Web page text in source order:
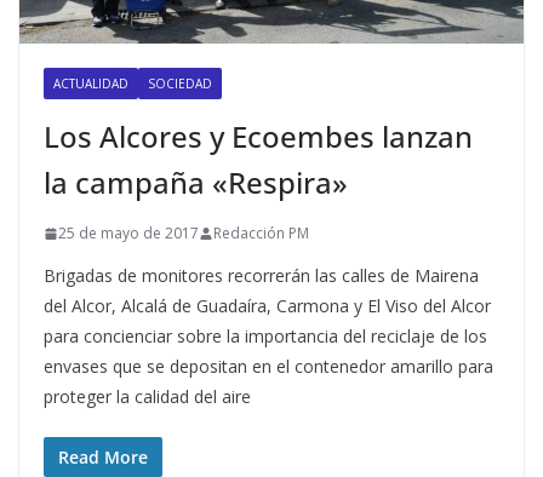
ACTUALIDAD SOCIEDAD
Los Alcores y Ecoembes lanzan
la campaña «Respira»
25 de mayo de 2017 Redacción PM
Brigadas de monitores recorrerán las calles de Mairena
del Alcor, Alcalá de Guadaíra, Carmona y El Viso del Alcor
para concienciar sobre la importancia del reciclaje de los
envases que se depositan en el contenedor amarillo para
proteger la calidad del aire
Read More